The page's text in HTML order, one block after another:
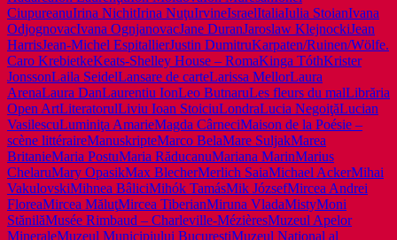
CiupureanuIrina NichitIrina NuţuIrvineIsraelItaliaIulia StoianIvana
OdjognovacIvana OgnjanovacJane DuranJaroslaw KlejnockiJean
HarrisJean-Michel EspitallierJustin DumitruKarpaten/Ruinen/Wölfe.
Caro KrebietkeKeats-Shelley House – RomaKinga TóthKrister
JonssonLaila SeidelLansare de carteLarissa MellorLaura
ArenaLaura DanLaurentiu IonLeo ButnaruLes fleurs du malLibrăria
Open ArtLiteratorulLiviu Ioan StoiciuLondraLucia NegoiţăLucian
VasilescuLuminiţa AmarieMagda CârneciMaison de la Poésie –
scène littéraireManuskripteMarco BelaMare SuljakMarea
BritanieMaria PostuMaria RăducanuMariana MarinMarius
ChelaruMary OpasikMax BlecherMerlich SaiaMichael AckerMihai
VakulovskiMihnea BâliciMihók TamásMik JózsefMircea Andrei
FloreaMircea MăluţMircea TiberianMiruna VladaMistyMoni
StănilăMusée Rimbaud – Charleville-MézièresMuzeul Apelor
MineraleMuzeul Municipiului BucureştiMuzeul Naţional al